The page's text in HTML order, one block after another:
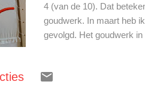
4 (van de 10). Dat
goudwerk. In maart heb
gevolgd. Het goudwerk
ik ben mijn leven aan het